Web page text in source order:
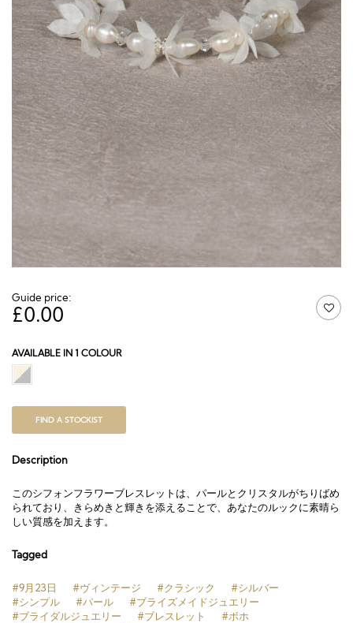
Guide price:
£0.00
AVAILABLE IN 1 COLOUR
FIND A STOCKIST
Description
このシフォンフラワーブレスレットは、パールとクリスタルがちりばめ
られており、きらめきと輝きを添えることで、あなたのルックに素晴ら
しい質感を加えます。
Tagged
#9月23日 #ヴィンテージ #クラシック
#シルバー
#シンプル
#パール
#ブライズメイドジュエリー
#ブライダルジュエリー
#ブレスレット
#ボホ